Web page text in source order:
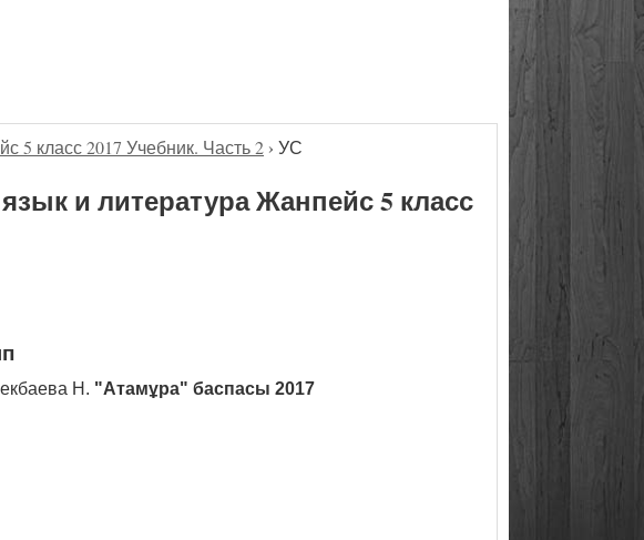
5 класс 2017 Учебник. Часть 2 › УС
и литература Жанпейс 5 класс
Н. "Атамұра" баспасы 2017